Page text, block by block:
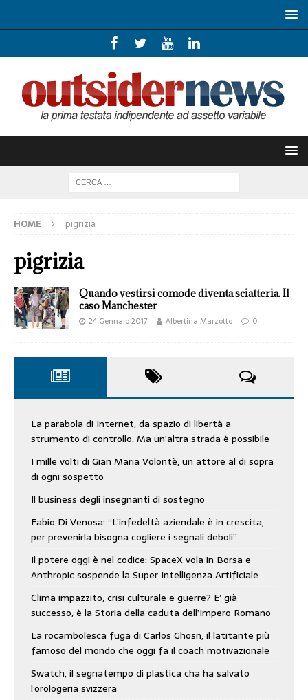
HOME pigrizia
pigrizia
Quando vestirsi comode diventa sciatteria. Il
caso Manchester
24 Gennaio 2017 Albertina Marzotto 0
La parabola di Internet, da spazio di libertà a
strumento di controllo. Ma un’altra strada è possibile
I mille volti di Gian Maria Volontè, un attore al di sopra
di ogni sospetto
Il business degli insegnanti di sostegno
Fabio Di Venosa: “L’infedeltà aziendale è in crescita,
per prevenirla bisogna cogliere i segnali deboli”
Il potere oggi è nel codice: SpaceX vola in Borsa e
Anthropic sospende la Super Intelligenza Artificiale
Clima impazzito, crisi culturale e guerre? E’ già
successo, è la Storia della caduta dell’Impero Romano
La rocambolesca fuga di Carlos Ghosn, il latitante più
famoso del mondo che oggi fa il coach motivazionale
Swatch, il segnatempo di plastica cha ha salvato
l’orologeria svizzera